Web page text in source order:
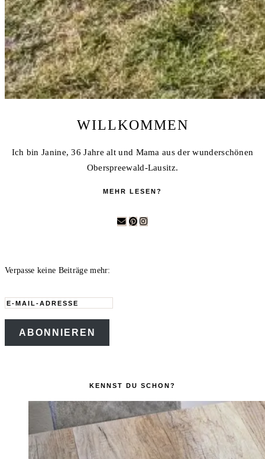
WILLKOMMEN
Ich bin Janine, 36 Jahre alt und Mama aus der wunderschönen
Oberspreewald-Lausitz.
MEHR LESEN?
Verpasse keine Beiträge mehr:
E-
Mail-
Adresse
ABONNIEREN
KENNST DU SCHON?